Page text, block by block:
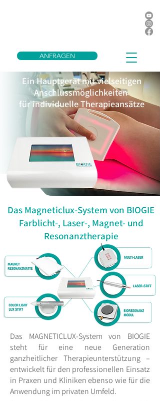
ANFRAGEN
Ein Hauptgerät mit vielseitigen
Anschlussmöglichkeiten
für individuelle Therapieansätze
Das Magneticlux-System von BIOGIE
Farblicht-, Laser-, Magnet- und
Resonanztherapie
Das MAGNETICLUX-System von BIOGIE
steht für eine neue Generation
ganzheitlicher Therapieunterstützung –
entwickelt für den professionellen Einsatz
in Praxen und Kliniken ebenso wie für die
Anwendung im privaten Umfeld.